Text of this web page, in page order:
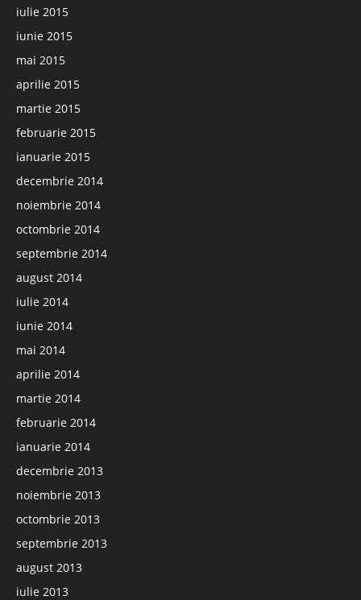
iulie 2015
iunie 2015
mai 2015
aprilie 2015
martie 2015
februarie 2015
ianuarie 2015
decembrie 2014
noiembrie 2014
octombrie 2014
septembrie 2014
august 2014
iulie 2014
iunie 2014
mai 2014
aprilie 2014
martie 2014
februarie 2014
ianuarie 2014
decembrie 2013
noiembrie 2013
octombrie 2013
septembrie 2013
august 2013
iulie 2013